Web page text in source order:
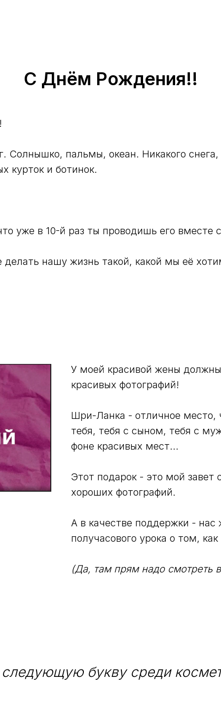
С Днём Рождения!!
Солнышко, пальмы, океан. Никакого снега,
курток и ботинок.
уже в 10-й раз ты проводишь его вместе
нашу жизнь такой, какой мы её
У моей красивой жены
красивых фотографий!
Шри-Ланка - отличное место,
тебя, тебя с сыном, тебя с
фоне красивых мест...
Этот подарок - это мой завет
хороших фотографий.
А в качестве поддержки -
получасового урока о том,
(Да, там прям надо смотреть
букву среди